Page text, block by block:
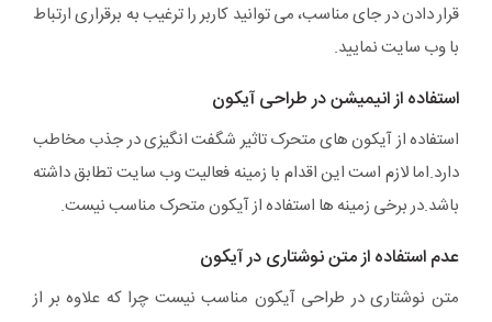
قرار دادن در جای مناسب، می توانید کاربر را ترغیب به برقراری ارتباط
با وب سایت نمایید.
استفاده از انیمیشن در طراحی آیکون
استفاده از آیکون های متحرک تاثیر شگفت انگیزی در جذب مخاطب
دارد.اما لازم است این اقدام با زمینه فعالیت وب سایت تطابق داشته
باشد.در برخی زمینه ها استفاده از آیکون متحرک مناسب نیست.
عدم استفاده از متن نوشتاری در آیکون
متن نوشتاری در طراحی آیکون مناسب نیست چرا که علاوه بر از